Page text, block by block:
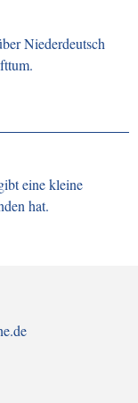
Niederdeutsch
eine kleine
hat.